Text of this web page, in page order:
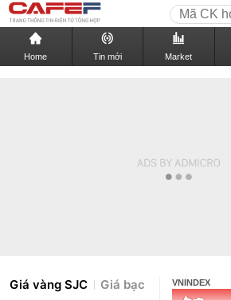
Home Tin mới Market
Giá vàng SJC Giá bạc VNINDEX